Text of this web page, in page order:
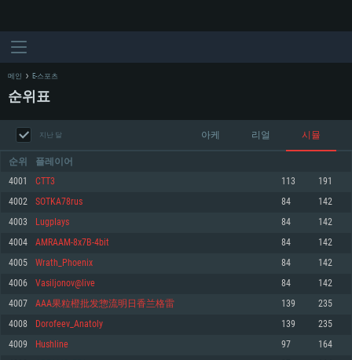
최소사양
운영체제: Windows 10 (64 bit)
프로세서: 2.2 GHz 듀얼코어 이상
최소사양
운영체제: Mac OS Big Sur 11.0
프로세서: 최소 2.2 GHz의 Core i5 (Intel Xeon 은 지원하지 않습니다)
최소사양
운영체제: 64bit Linux 중 최신 버전
프로세서: 2.4 GHz 듀얼코어
메인 E-스포츠
순위표
지난 달 아케 리얼 시뮬
순위 플레이어
4001 CTT3 113 191
4002 SOTKA78rus 84 142
4003 LugpIays 84 142
4004 AMRAAM-8x7B-4bit 84 142
4005 Wrath_Phoenix 84 142
4006 Vasiljonov@live 84 142
4007 AAA果粒橙批发惣流明日香兰格雷 139 235
4008 Dorofeev_Anatoly 139 235
4009 Hushline 97 164